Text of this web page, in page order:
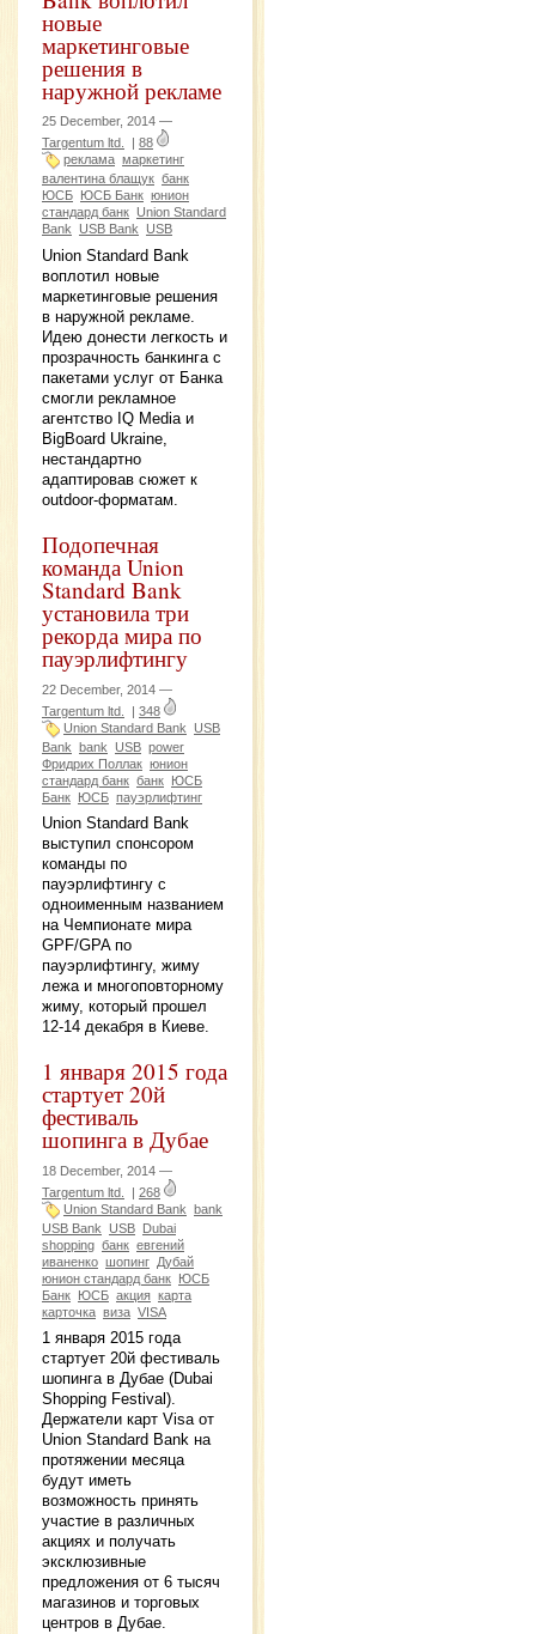
новые
маркетинговые
решения в
наружной рекламе
25 December, 2014 —
Targentum ltd.
88
реклама маркетинг
валентина блащук банк
ЮСБ
ЮСБ Банк юнион
стандард банк Union Standard
Bank USB Bank USB
Union Standard Bank
воплотил новые
маркетинговые решения
в наружной рекламе.
Идею донести легкость и
прозрачность банкинга с
пакетами услуг от Банка
смогли рекламное
агентство IQ Media и
BigBoard Ukraine,
нестандартно
адаптировав сюжет к
outdoor-форматам.
Подопечная
команда Union
Standard Bank
установила три
рекорда мира по
пауэрлифтингу
22 December, 2014 —
Targentum ltd.
| 348
Union Standard Bank USB
Bank bank USB power
Фридрих Поллак юнион
стандард банк банк ЮСБ
Банк ЮСБ пауэрлифтинг
Union Standard Bank
выступил спонсором
команды по
пауэрлифтингу с
одноименным названием
на Чемпионате мира
GPF/GPA по
пауэрлифтингу, жиму
лежа и многоповторному
жиму, который прошел
12-14 декабря в Киеве.
1 января 2015 года
стартует 20й
фестиваль
шопинга в Дубае
18 December, 2014 —
Targentum ltd.
| 268
Union Standard Bank bank
USB Bank USB Dubai
shopping банк евгений
иваненко шопинг Дубай
юнион стандард банк ЮСБ
Банк ЮСБ акция карта
карточка виза VISA
1 января 2015 года
стартует 20й фестиваль
шопинга в Дубае (Dubai
Shopping Festival).
Держатели карт Visa от
Union Standard Bank на
протяжении месяца
будут иметь
возможность принять
участие в различных
акциях и получать
эксклюзивные
предложения от 6 тысяч
магазинов и торговых
центров в Дубае.